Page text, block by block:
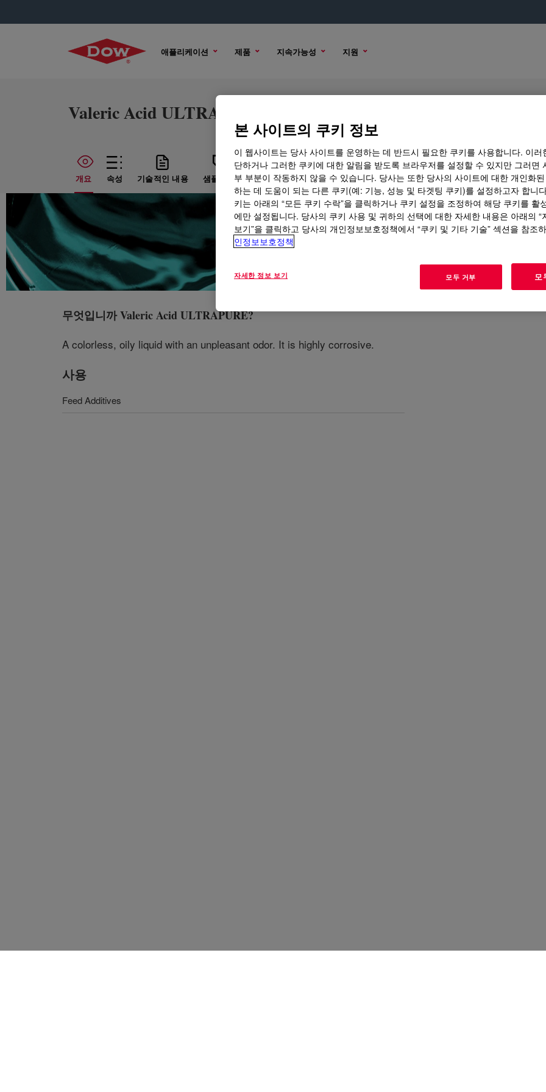
애플리케이션 제품 지속가능성 지원
Valeric Acid ULTRAPURE
개요 속성 기술적인 내용 샘플 옵션 구매 옵션
무엇입니까Valeric Acid ULTRAPURE?
A colorless, oily liquid with an unpleasant odor. It is highly corrosive.
사용
Feed Additives
본 사이트의 쿠키 정보
이 웹사이트는 당사 사이트를 운영하는 데 반드시 필요한 쿠키를 사용합니다. 이러
단하거나 그러한 쿠키에 대한 알림을 받도록 브라우저를 설정할 수 있지만 그러면
부 부분이 작동하지 않을 수 있습니다. 당사는 또한 당사의 사이트에 대한 개인화
하는 데 도움이 되는 다른 쿠키(예: 기능, 성능 및 타겟팅 쿠키)를 설정하고자 합니
키는 아래의 “모든 쿠키 수락”을 클릭하거나 쿠키 설정을 조정하여 해당 쿠키를 활
에만 설정됩니다. 당사의 쿠키 사용 및 귀하의 선택에 대한 자세한 내용은 아래의 “
보기”을 클릭하고 당사의 개인정보보호정책에서 “쿠키 및 기타 기술” 섹션을 참조
인정보보호정책
자세한 정보 보기 모두 거부 모